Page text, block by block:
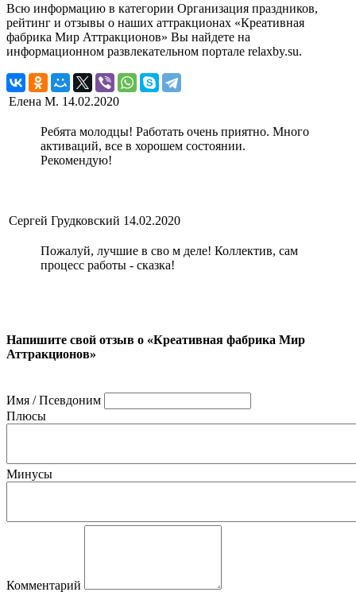
Всю информацию в категории Организация праздников,
рейтинг и отзывы о наших аттракционах «Креативная
фабрика Мир Аттракционов» Вы найдете на
информационном развлекательном портале relaxby.su.
Елена М. 14.02.2020
Ребята молодцы! Работать очень приятно. Много
активаций, все в хорошем состоянии.
Рекомендую!
Сергей Грудковский 14.02.2020
Пожалуй, лучшие в сво м деле! Коллектив, сам
процесс работы - сказка!
Напишите свой отзыв о «Креативная фабрика Мир
Аттракционов»
Имя / Псевдоним
Плюсы
Минусы
Комментарий